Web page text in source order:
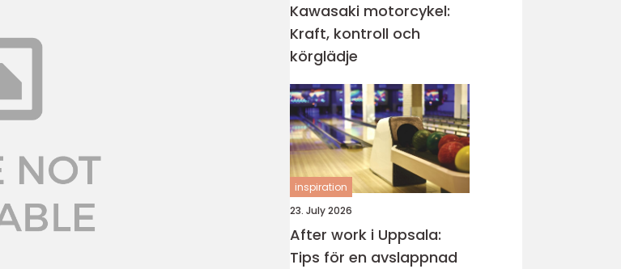
Kawasaki motorcykel:
Kraft, kontroll och
körglädje
inspiration
23. July 2026
After work i Uppsala:
Tips för en avslappnad